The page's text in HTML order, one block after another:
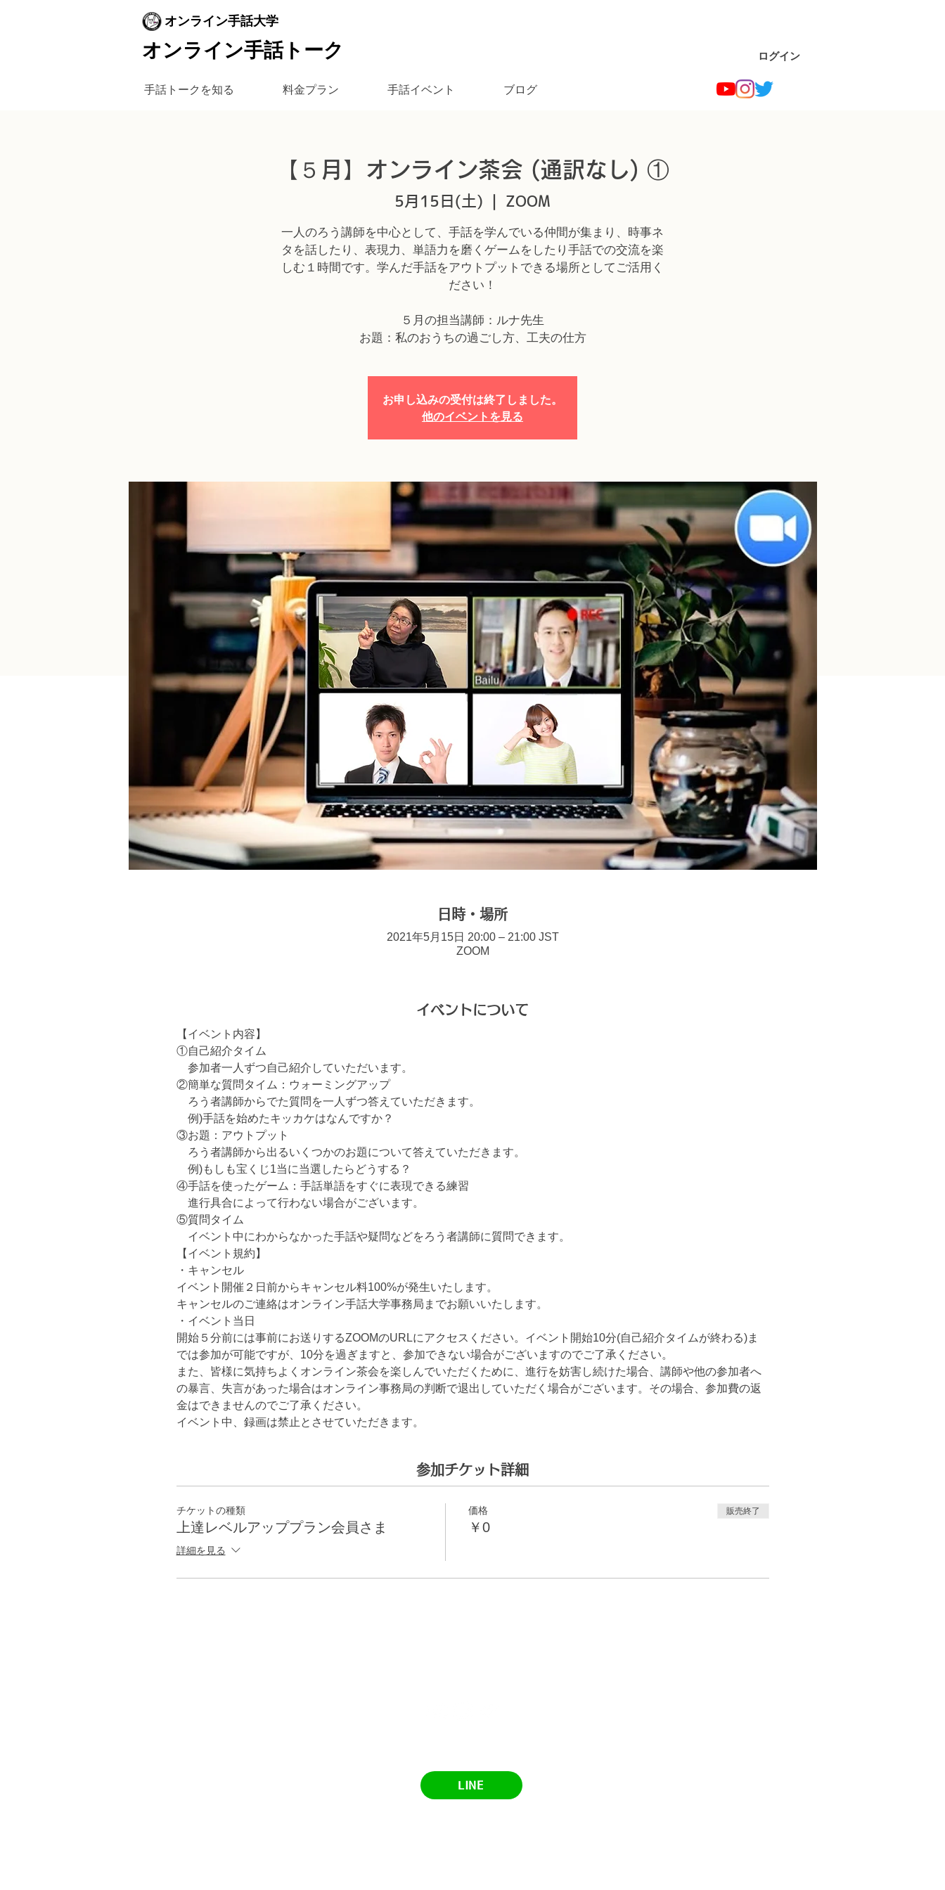
オンライン手話大学
オンライン手話トーク
手話トークを知る 料金プラン 手話イベント ブログ
ログイン
【５月】オンライン茶会 (通訳なし) ①
5月15日(土) ZOOM
一人のろう講師を中心として、手話を学んでいる仲間が集まり、時事ネ
タを話したり、表現力、単語力を磨くゲームをしたり手話での交流を楽
しむ１時間です。学んだ手話をアウトプットできる場所としてご活用く
ださい！
５月の担当講師：ルナ先生
お題：私のおうちの過ごし方、工夫の仕方
お申し込みの受付は終了しました。
他のイベントを見る
日時・場所
2021年5月15日 20:00 – 21:00 JST
ZOOM
イベントについて
【イベント内容】
①自己紹介タイム
参加者一人ずつ自己紹介していただいます。
②簡単な質問タイム：ウォーミングアップ
ろう者講師からでた質問を一人ずつ答えていただきます。
例)手話を始めたキッカケはなんですか？
③お題：アウトプット
ろう者講師から出るいくつかのお題について答えていただきます。
例)もしも宝くじ1当に当選したらどうする？
④手話を使ったゲーム：手話単語をすぐに表現できる練習
進行具合によって行わない場合がございます。
⑤質問タイム
イベント中にわからなかった手話や疑問などをろう者講師に質問できます。
【イベント規約】
・キャンセル
イベント開催２日前からキャンセル料100%が発生いたします。
キャンセルのご連絡はオンライン手話大学事務局までお願いいたします。
・イベント当日
開始５分前には事前にお送りするZOOMのURLにアクセスください。イベント開始10分(自己紹介タイムが終わる)ま
では参加が可能ですが、10分を過ぎますと、参加できない場合がございますのでご了承ください。
また、皆様に気持ちよくオンライン茶会を楽しんでいただくために、進行を妨害し続けた場合、講師や他の参加者へ
の暴言、失言があった場合はオンライン事務局の判断で退出していただく場合がございます。その場合、参加費の返
金はできませんのでご了承ください。
イベント中、録画は禁止とさせていただきます。
参加チケット詳細
チケットの種類
上達レベルアッププラン会員さま
詳細を見る
価格
￥0
販売終了
LINE